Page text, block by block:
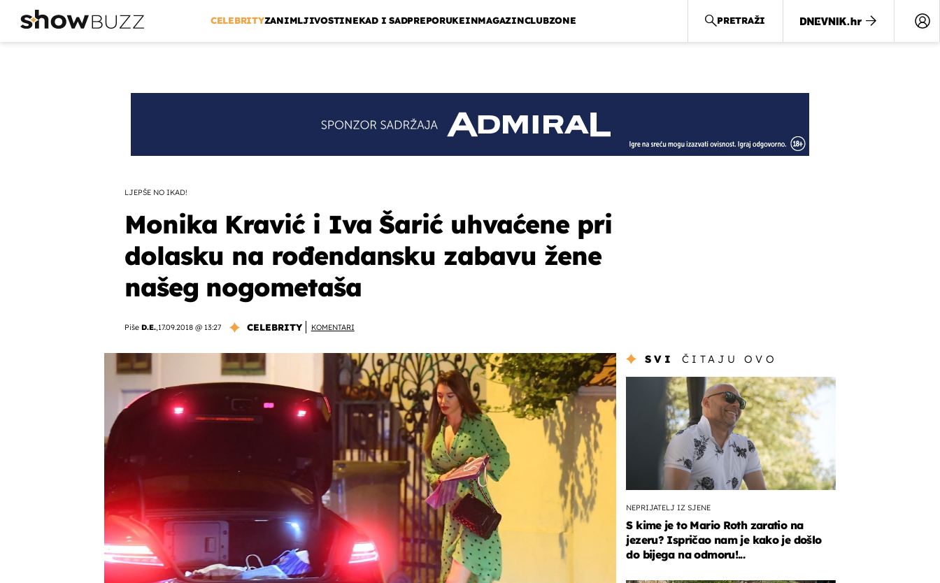
CELEBRITYZANIMLJIVOSTINEKAD I SADPREPORUKEINMAGAZINCLUBZONE PRETRAŽI
LJEPŠE NO IKAD!
Monika Kravić i Iva Šarić uhvaćene pri
dolasku na rođendansku zabavu žene
našeg nogometaša
Piše D.E.,17.09.2018 @ 13:27 CELEBRITY KOMENTARI
SVI ČITAJU OVO
NEPRIJATELJ IZ SJENE
S kime je to Mario Roth zaratio na
jezeru? Ispričao nam je kako je došlo
do bijega na odmoru!...